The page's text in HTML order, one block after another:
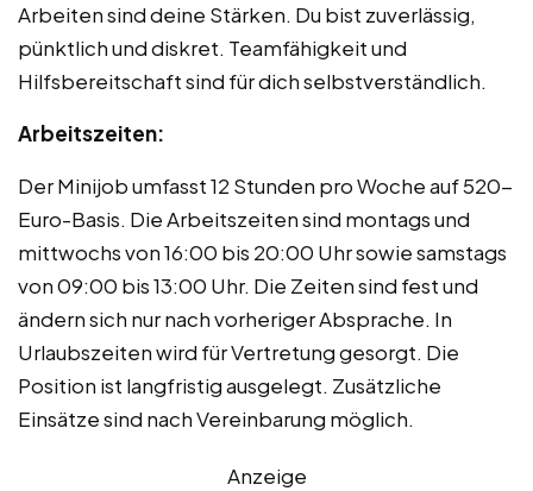
Arbeiten sind deine Stärken. Du bist zuverlässig,
pünktlich und diskret. Teamfähigkeit und
Hilfsbereitschaft sind für dich selbstverständlich.
Arbeitszeiten:
Der Minijob umfasst 12 Stunden pro Woche auf 520-
Euro-Basis. Die Arbeitszeiten sind montags und
mittwochs von 16:00 bis 20:00 Uhr sowie samstags
von 09:00 bis 13:00 Uhr. Die Zeiten sind fest und
ändern sich nur nach vorheriger Absprache. In
Urlaubszeiten wird für Vertretung gesorgt. Die
Position ist langfristig ausgelegt. Zusätzliche
Einsätze sind nach Vereinbarung möglich.
Anzeige